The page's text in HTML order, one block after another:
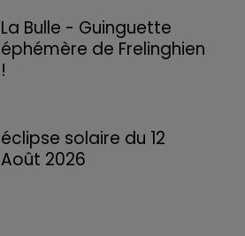
La Bulle - Guinguette
éphémère de Frelinghien
!
éclipse solaire du 12
Août 2026